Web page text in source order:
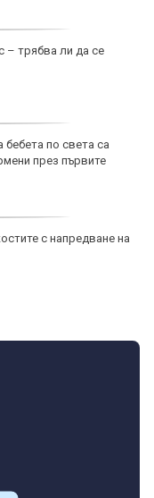
– трябва ли да се
по света са
през първите
с напредване на